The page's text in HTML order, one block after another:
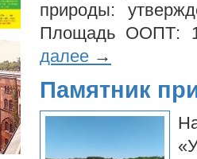
природы:
Площадь ООПТ:
далее →
Памятник